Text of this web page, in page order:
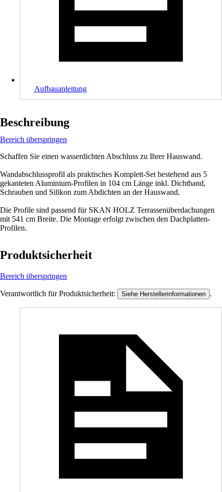
Aufbauanleitung
Beschreibung
Bereich überspringen
Schaffen Sie einen wasserdichten Abschluss zu Ihrer Hauswand.
Wandabschlussprofil als praktisches Komplett-Set bestehend aus 5
gekanteten Aluminium-Profilen in 104 cm Länge inkl. Dichtband,
Schrauben und Silikon zum Abdichten an der Hauswand.
Die Profile sind passend für SKAN HOLZ Terrassenüberdachungen
mit 541 cm Breite. Die Montage erfolgt zwischen den Dachplatten-
Profilen.
Produktsicherheit
Bereich überspringen
Verantwortlich für Produktsicherheit: Siehe Herstellerinformationen .